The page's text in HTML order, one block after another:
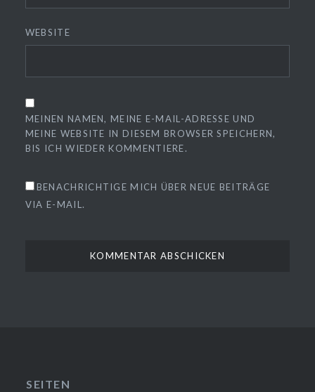
WEBSITE
MEINEN NAMEN, MEINE E-MAIL-ADRESSE UND
MEINE WEBSITE IN DIESEM BROWSER SPEICHERN,
BIS ICH WIEDER KOMMENTIERE.
BENACHRICHTIGE MICH ÜBER NEUE BEITRÄGE
VIA E-MAIL.
SEITEN